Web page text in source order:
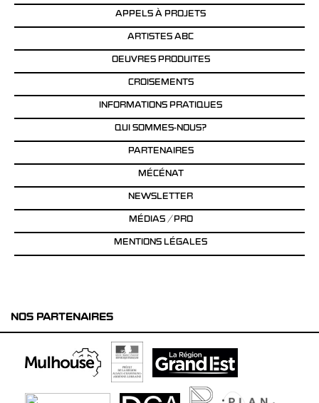
APPELS À PROJETS
ARTISTES ABC
OEUVRES PRODUITES
CROISEMENTS
INFORMATIONS PRATIQUES
QUI SOMMES-NOUS?
PARTENAIRES
MÉCÉNAT
NEWSLETTER
MÉDIAS / PRO
MENTIONS LÉGALES
NOS PARTENAIRES